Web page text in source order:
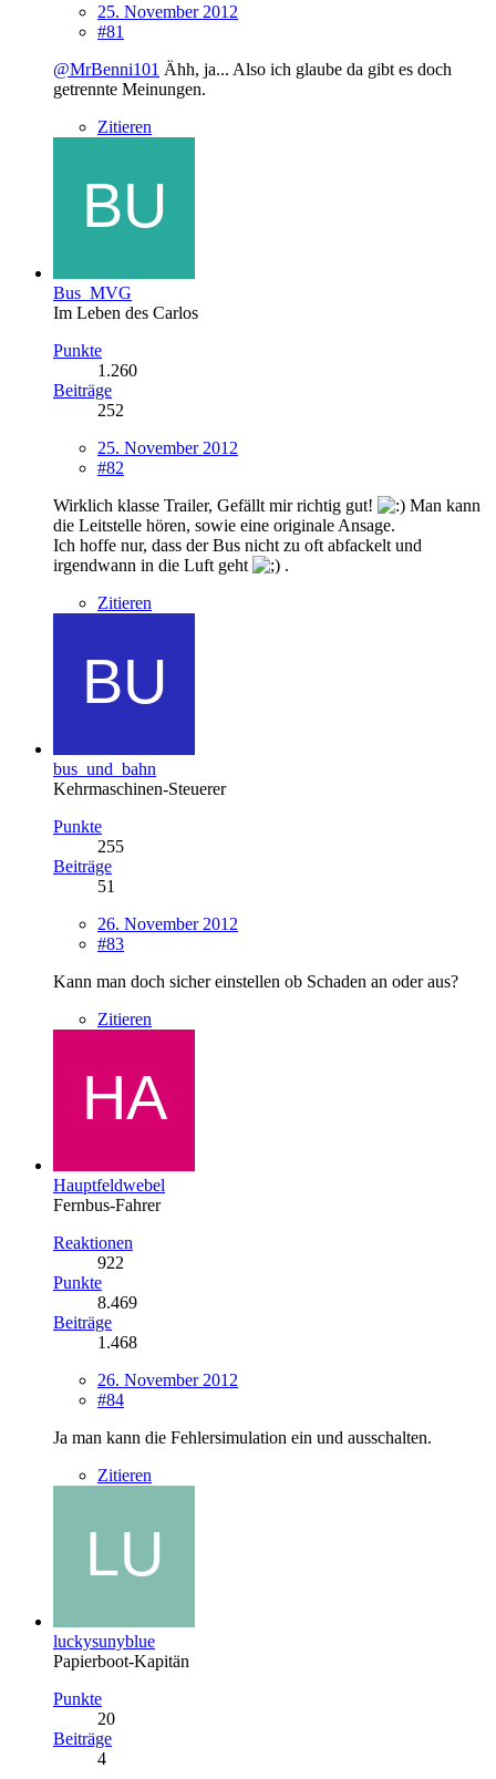
25. November 2012
#81
@MrBenni101 Ähh, ja... Also ich glaube da gibt es doch
getrennte Meinungen.
Zitieren
Bus_MVG
Im Leben des Carlos
Punkte
1.260
Beiträge
252
25. November 2012
#82
Wirklich klasse Trailer, Gefällt mir richtig gut!
Man kann
die Leitstelle hören, sowie eine originale Ansage.
Ich hoffe nur, dass der Bus nicht zu oft abfackelt und
irgendwann in die Luft geht
.
Zitieren
bus_und_bahn
Kehrmaschinen-Steuerer
Punkte
255
Beiträge
51
26. November 2012
#83
Kann man doch sicher einstellen ob Schaden an oder aus?
Zitieren
Hauptfeldwebel
Fernbus-Fahrer
Reaktionen
922
Punkte
8.469
Beiträge
1.468
26. November 2012
#84
Ja man kann die Fehlersimulation ein und ausschalten.
Zitieren
luckysunyblue
Papierboot-Kapitän
Punkte
20
Beiträge
4